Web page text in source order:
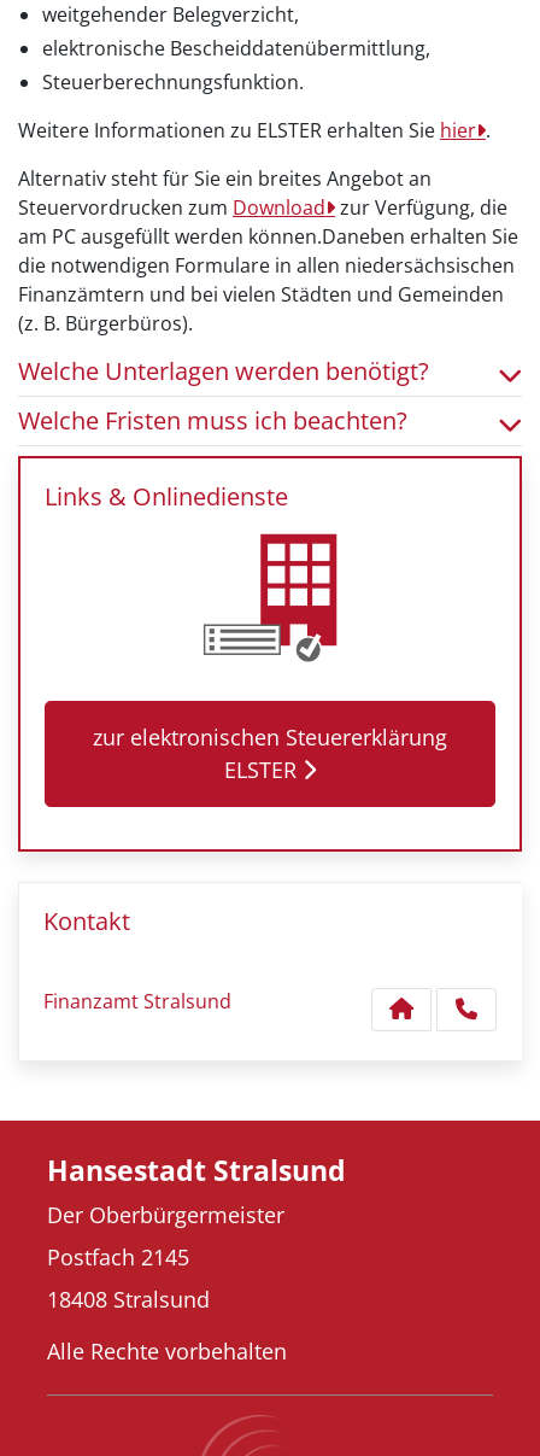
weitgehender Belegverzicht,
elektronische Bescheiddatenübermittlung,
Steuerberechnungsfunktion.
Weitere Informationen zu ELSTER erhalten Sie hier .
Alternativ steht für Sie ein breites Angebot an
Steuervordrucken zum Download zur Verfügung, die
am PC ausgefüllt werden können.Daneben erhalten Sie
die notwendigen Formulare in allen niedersächsischen
Finanzämtern und bei vielen Städten und Gemeinden
(z. B. Bürgerbüros).
Welche Unterlagen werden benötigt?
Welche Fristen muss ich beachten?
Links & Onlinedienste
zur elektronischen Steuererklärung
ELSTER
Kontakt
Finanzamt Stralsund
Hansestadt Stralsund
Der Oberbürgermeister
Postfach 2145
18408 Stralsund
Alle Rechte vorbehalten